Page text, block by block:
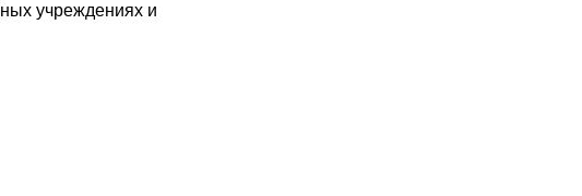
учреждениях и